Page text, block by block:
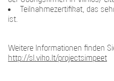
Teilnahmezertifikat, das
ist.
Weitere Informationen finden
http://sl.viko.lt/projectsimpeet